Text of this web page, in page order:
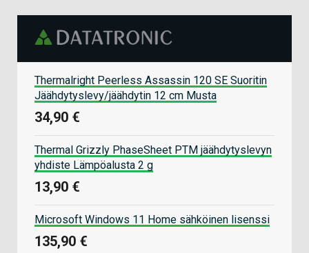
Thermalright Peerless Assassin 120 SE Suoritin
Jäähdytyslevy/jäähdytin 12 cm Musta
34,90 €
Thermal Grizzly PhaseSheet PTM jäähdytyslevyn
yhdiste Lämpöalusta 2 g
13,90 €
Microsoft Windows 11 Home sähköinen lisenssi
135,90 €